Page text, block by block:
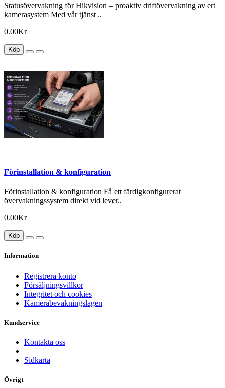
Statusövervakning för Hikvision – proaktiv driftövervakning av ert
kamerasystem Med vår tjänst ..
0.00Kr
Köp
Förinstallation & konfiguration
Förinstallation & konfiguration Få ett färdigkonfigurerat
övervakningssystem direkt vid lever..
0.00Kr
Köp
Information
Registrera konto
Försäljningsvillkor
Integritet och cookies
Kamerabevakningslagen
Kundservice
Kontakta oss
Sidkarta
Övrigt